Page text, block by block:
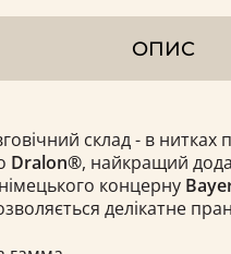
ОПИС
склад - в нитках
Dralon®, найкращий
концерну
делікатне